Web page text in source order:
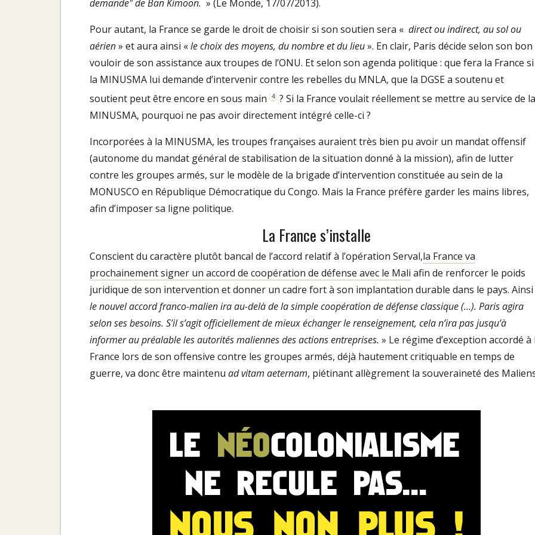
demande" de Ban Kimoon. » (Le Monde, 17/07/2013).
Pour autant, la France se garde le droit de choisir si son soutien sera « direct ou indirect, au sol ou
aérien» et aura ainsi «le choix des moyens, du nombre et du lieu». En clair, Paris décide selon son bon
vouloir de son assistance aux troupes de l’ONU. Et selon son agenda politique : que fera la France si
la MINUSMA lui demande d’intervenir contre les rebelles du MNLA, que la DGSE a soutenu et
soutient peut être encore en sous main [4] ? Si la France voulait réellement se mettre au service de la
MINUSMA, pourquoi ne pas avoir directement intégré celle-ci ?
Incorporées à la MINUSMA, les troupes françaises auraient très bien pu avoir un mandat offensif
(autonome du mandat général de stabilisation de la situation donné à la mission), afin de lutter
contre les groupes armés, sur le modèle de la brigade d’intervention constituée au sein de la
MONUSCO en République Démocratique du Congo. Mais la France préfère garder les mains libres,
afin d’imposer sa ligne politique.
La France s’installe
Conscient du caractère plutôt bancal de l’accord relatif à l’opération Serval,la France va
prochainement signer un accord de coopération de défense avec le Mali afin de renforcer le poids
juridique de son intervention et donner un cadre fort à son implantation durable dans le pays.
le nouvel accord franco-malien ira au-delà de la simple coopération de défense classique (…). Paris agira
selon ses besoins. S’il s’agit officiellement de mieux échanger le renseignement, cela n’ira pas jusqu’à
informer au préalable les autorités maliennes des actions entreprises. » Le régime d’exception accordé à
France lors de son offensive contre les groupes armés, déjà hautement critiquable en temps de
guerre, va donc être maintenu ad vitam aeternam, piétinant allègrement la souveraineté des